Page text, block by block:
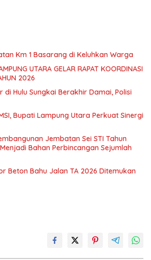
Km 1 Basarang di Keluhkan Warga
UTARA GELAR RAPAT KOORDINASI
2026
di Hulu Sungkai Berakhir Damai, Polisi
Bupati Lampung Utara Perkuat Sinergi
Jembatan Sei STI Tahun
Bahan Perbincangan Sejumlah
Beton Bahu Jalan TA 2026 Ditemukan